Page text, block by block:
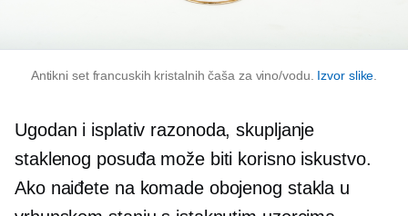
Antikni set francuskih kristalnih čaša za vino/vodu. Izvor slike
Ugodan i isplativ razonoda, skupljanje
staklenog posuđa može biti korisno iskustvo.
Ako naiđete na komade obojenog stakla u